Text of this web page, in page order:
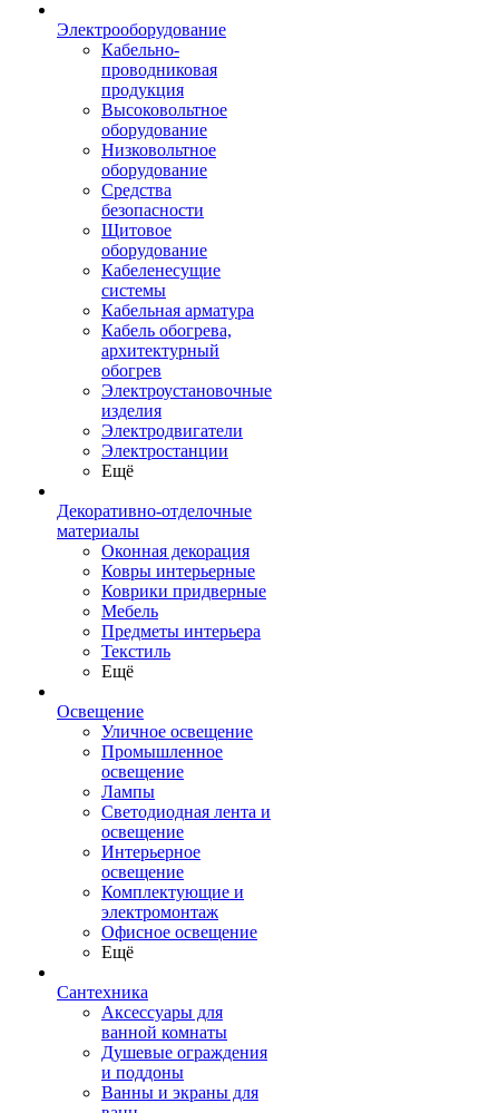
Электрооборудование
Кабельно-
проводниковая
продукция
Высоковольтное
оборудование
Низковольтное
оборудование
Средства
безопасности
Щитовое
оборудование
Кабеленесущие
системы
Кабельная арматура
Кабель обогрева,
архитектурный
обогрев
Электроустановочные
изделия
Электродвигатели
Электростанции
Ещё
Декоративно-отделочные
материалы
Оконная декорация
Ковры интерьерные
Коврики придверные
Мебель
Предметы интерьера
Текстиль
Ещё
Освещение
Уличное освещение
Промышленное
освещение
Лампы
Светодиодная лента и
освещение
Интерьерное
освещение
Комплектующие и
электромонтаж
Офисное освещение
Ещё
Сантехника
Аксессуары для
ванной комнаты
Душевые ограждения
и поддоны
Ванны и экраны для